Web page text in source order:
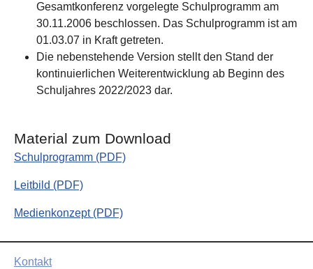
Gesamtkonferenz vorgelegte Schulprogramm am
30.11.2006 beschlossen. Das Schulprogramm ist am
01.03.07 in Kraft getreten.
Die nebenstehende Version stellt den Stand der
kontinuierlichen Weiterentwicklung ab Beginn des
Schuljahres 2022/2023 dar.
Material zum Download
Schulprogramm (PDF)
Leitbild (PDF)
Medienkonzept (PDF)
Kontakt